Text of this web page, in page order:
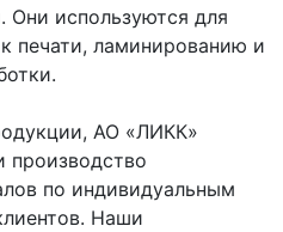
Они используются для
печати, ламинированию и
АО «ЛИКК»
производство
по индивидуальным
Наши